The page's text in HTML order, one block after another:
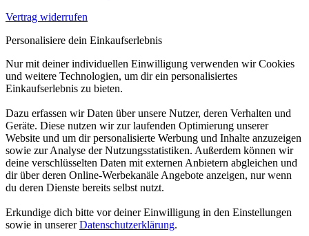
Vertrag widerrufen
Personalisiere dein Einkaufserlebnis
Nur mit deiner individuellen Einwilligung verwenden wir Cookies
und weitere Technologien, um dir ein personalisiertes
Einkaufserlebnis zu bieten.
Dazu erfassen wir Daten über unsere Nutzer, deren Verhalten und
Geräte. Diese nutzen wir zur laufenden Optimierung unserer
Website und um dir personalisierte Werbung und Inhalte anzuzeigen
sowie zur Analyse der Nutzungsstatistiken. Außerdem können wir
deine verschlüsselten Daten mit externen Anbietern abgleichen und
dir über deren Online-Werbekanäle Angebote anzeigen, nur wenn
du deren Dienste bereits selbst nutzt.
Erkundige dich bitte vor deiner Einwilligung in den Einstellungen
sowie in unsererDatenschutzerklärung.